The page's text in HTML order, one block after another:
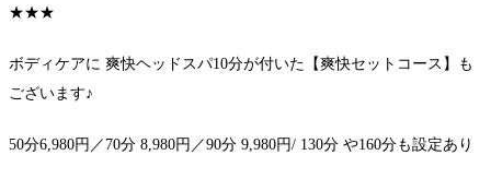
★★★
ボディケアに 爽快ヘッドスパ10分が付いた【爽快セットコース】も
ございます♪
50分6,980円／70分 8,980円／90分 9,980円/ 130分 や160分も設定あり